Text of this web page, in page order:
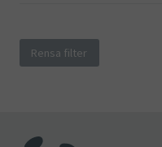
Rensa filter